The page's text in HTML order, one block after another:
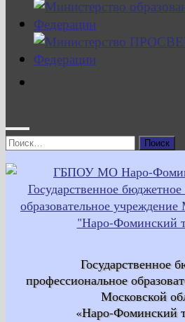
Найти:
Государственное
профессиональное
Московской
«Наро-Фоминский